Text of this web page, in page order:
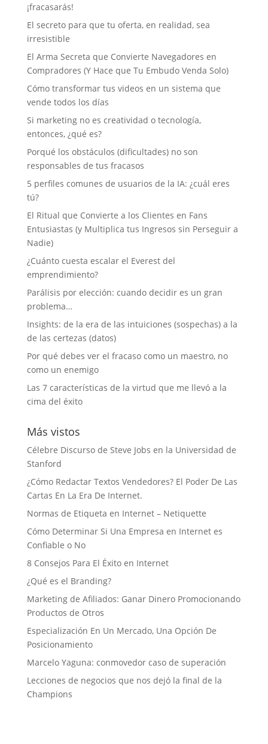
¡fracasarás!
El secreto para que tu oferta, en realidad, sea
irresistible
El Arma Secreta que Convierte Navegadores en
Compradores (Y Hace que Tu Embudo Venda Solo)
Cómo transformar tus videos en un sistema que
vende todos los días
Si marketing no es creatividad o tecnología,
entonces, ¿qué es?
Porqué los obstáculos (dificultades) no son
responsables de tus fracasos
5 perfiles comunes de usuarios de la IA: ¿cuál eres
tú?
El Ritual que Convierte a los Clientes en Fans
Entusiastas (y Multiplica tus Ingresos sin Perseguir a
Nadie)
¿Cuánto cuesta escalar el Everest del
emprendimiento?
Parálisis por elección: cuando decidir es un gran
problema…
Insights: de la era de las intuiciones (sospechas) a la
de las certezas (datos)
Por qué debes ver el fracaso como un maestro, no
como un enemigo
Las 7 características de la virtud que me llevó a la
cima del éxito
Más vistos
Célebre Discurso de Steve Jobs en la Universidad de
Stanford
¿Cómo Redactar Textos Vendedores? El Poder De Las
Cartas En La Era De Internet.
Normas de Etiqueta en Internet – Netiquette
Cómo Determinar Si Una Empresa en Internet es
Confiable o No
8 Consejos Para El Éxito en Internet
¿Qué es el Branding?
Marketing de Afiliados: Ganar Dinero Promocionando
Productos de Otros
Especialización En Un Mercado, Una Opción De
Posicionamiento
Marcelo Yaguna: conmovedor caso de superación
Lecciones de negocios que nos dejó la final de la
Champions